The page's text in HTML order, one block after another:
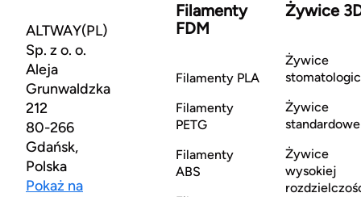
ALTWAY(PL)
Sp. z o. o.
Aleja
Grunwaldzka
212
80-266
Gdańsk,
Polska
Pokaż na
Filamenty
FDM
Filamenty PLA
Filamenty
PETG
Filamenty
ABS
Żywice
Żywice
Żywice
standardowe
Żywice
wysokiej